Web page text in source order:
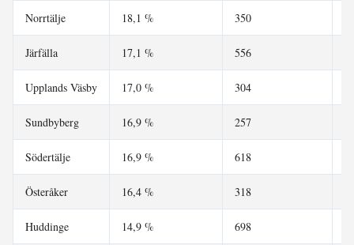
Norrtälje 18,1 % 350
Järfälla 17,1 % 556
Upplands Väsby 17,0 % 304
Sundbyberg 16,9 % 257
Södertälje 16,9 % 618
Österåker 16,4 % 318
Huddinge 14,9 % 698